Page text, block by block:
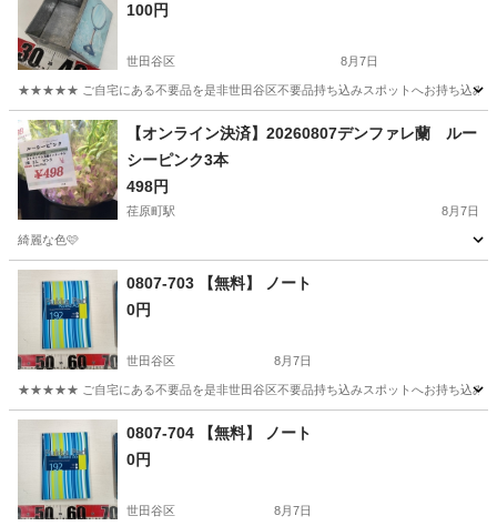
100円
世田谷区 8月7日
★★★★★ ご自宅にある不要品を是非世田谷区不要品持ち込みスポットへお持ち込みし
東京 世田谷区 その他 ブリキ
【オンライン決済】20260807デンファレ蘭 ルー
シーピンク3本
498円
荏原町駅 8月7日
綺麗な色🩷
東京 大田区 家庭用品 ピンク
0807-703 【無料】 ノート
0円
世田谷区 8月7日
★★★★★ ご自宅にある不要品を是非世田谷区不要品持ち込みスポットへお持ち込みし
東京 世田谷区 スポット
0807-704 【無料】 ノート
0円
世田谷区 8月7日